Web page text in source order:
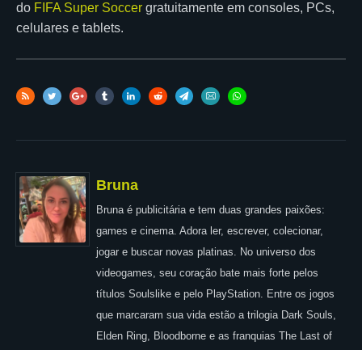
do FIFA Super Soccer gratuitamente em consoles, PCs,
celulares e tablets.
Bruna
Bruna é publicitária e tem duas grandes paixões:
games e cinema. Adora ler, escrever, colecionar,
jogar e buscar novas platinas. No universo dos
videogames, seu coração bate mais forte pelos
títulos Soulslike e pelo PlayStation. Entre os jogos
que marcaram sua vida estão a trilogia Dark Souls,
Elden Ring, Bloodborne e as franquias The Last of